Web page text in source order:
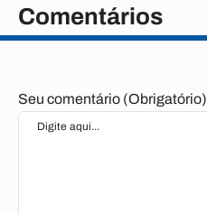
Comentários
Seu comentário (Obrigatório)